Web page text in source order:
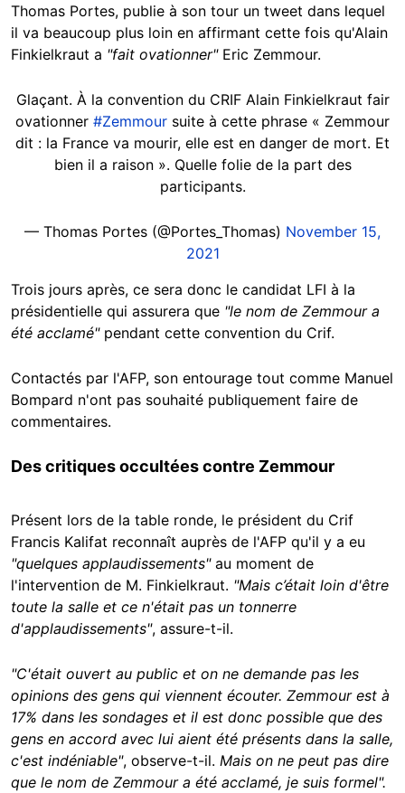
Thomas Portes, publie à son tour un tweet dans lequel
il va beaucoup plus loin en affirmant cette fois qu'Alain
Finkielkraut a "fait ovationner"Eric Zemmour.
Glaçant. À la convention du CRIF Alain Finkielkraut fair
ovationner #Zemmour suite à cette phrase « Zemmour
dit : la France va mourir, elle est en danger de mort. Et
bien il a raison ». Quelle folie de la part des
participants.
— Thomas Portes (@Portes_Thomas) November 15,
2021
Trois jours après, ce sera donc le candidat LFI à la
présidentielle qui assurera que "le nom de Zemmour a
été acclamé"pendant cette convention du Crif.
Contactés par l'AFP, son entourage tout comme Manuel
Bompard n'ont pas souhaité publiquement faire de
commentaires.
Des critiques occultées contre Zemmour
Présent lors de la table ronde, le président du Crif
Francis Kalifat reconnaît auprès de l'AFP qu'il y a eu
"quelques applaudissements" au moment de
l'intervention de M. Finkielkraut. "Mais c’était loin d'être
toute la salle et ce n'était pas un tonnerre
d'applaudissements", assure-t-il.
"C'était ouvert au public et on ne demande pas les
opinions des gens qui viennent écouter. Zemmour est à
17% dans les sondages et il est donc possible que des
gens en accord avec lui aient été présents dans la salle,
c'est indéniable", observe-t-il. Mais on ne peut pas dire
que le nom de Zemmour a été acclamé, je suis formel".